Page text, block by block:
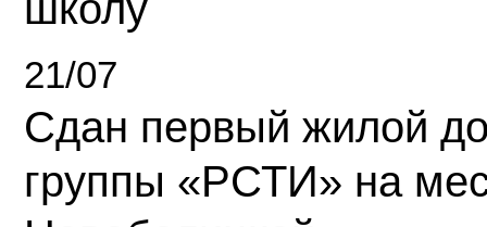
21/07
Сдан первый жилой
группы «РСТИ» на